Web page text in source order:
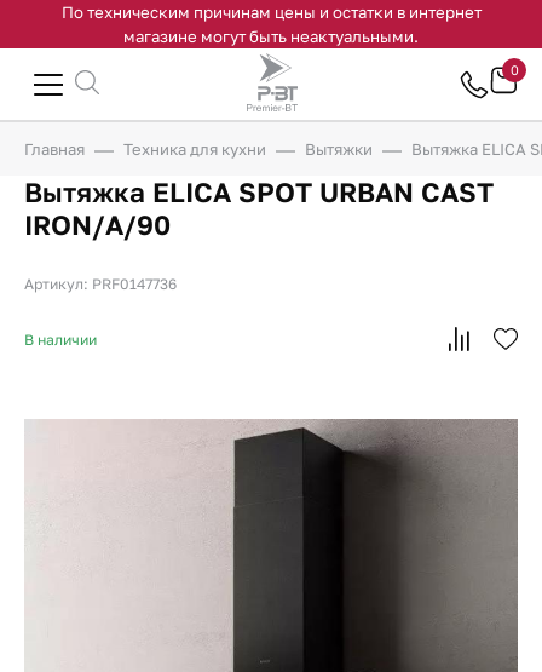
По техническим причинам цены и остатки в интернет
магазине могут быть неактуальными.
0
Главная Техника для кухни Вытяжки Вытяжка ELICA
Вытяжка ELICA SPOT URBAN CAST
IRON/A/90
Артикул: PRF0147736
В наличии